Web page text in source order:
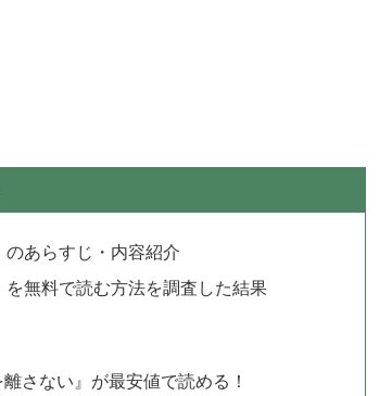
のあらすじ・内容紹介
を無料で読む方法を調査した結果
さない』が最安値で読める！